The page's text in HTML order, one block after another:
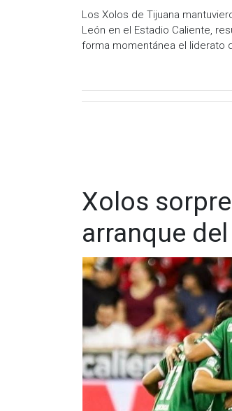
Los Xolos de Tijuana
León en el Estadio Caliente,
forma momentánea el liderato
El encuentro fue parejo
para darle los tres puntos al
Antes del gol, Xolos había
guardameta de León, Óscar
Daoudi, manteniendo el
Con este resultado, el equipo
haber derrotado también a
tanto, León continúa sin
Xolos
arranque